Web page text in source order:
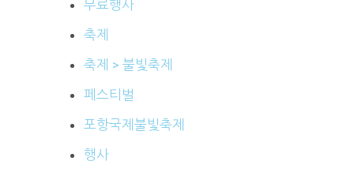
무료행사
축제
축제 > 불빛축제
페스티벌
포항국제불빛축제
행사